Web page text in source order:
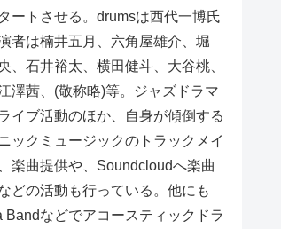
ートさせる。drumsは西代一博氏
者は楠井五月、六角屋雄介、堀
、石井裕太、横田健斗、大谷桃、
澤茜、(敬称略)等。ジャズドラマ
イブ活動のほか、自身が傾倒する
ックミュージックのトラックメイ
楽曲提供や、Soundcloudへ楽曲
どの活動も行っている。他にも
Bandなどでアコースティックドラ